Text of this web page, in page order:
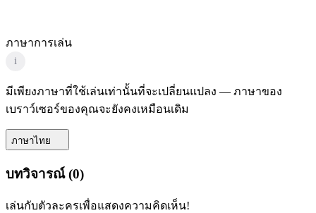
ภาษาการเล่น
i
มีเพียงภาษาที่ใช้เล่นเท่านั้นที่จะเปลี่ยนแปลง — ภาษาของ
เบราว์เซอร์ของคุณจะยังคงเหมือนเดิม
ภาษาไทย
บทวิจารณ์(0)
เล่นกับตัวละครเพื่อแสดงความคิดเห็น!